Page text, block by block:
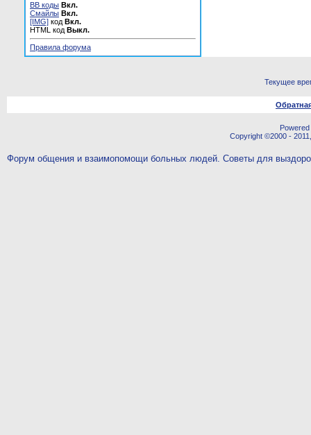
BB коды Вкл.
Смайлы Вкл.
[IMG] код Вкл.
HTML код Выкл.
Правила форума
Текущее
Copyright ©2000 -
Форум общения и взаимопомощи больных людей. Советы для